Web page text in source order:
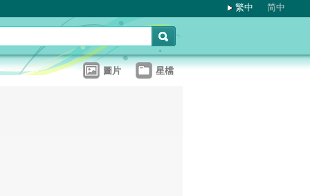
繁中 简中
圖片 星檔